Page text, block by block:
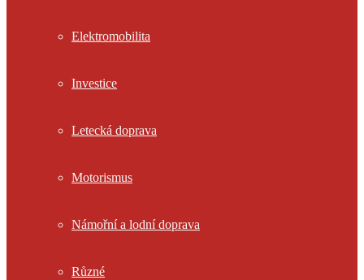
Elektromobilita
Investice
Letecká doprava
Motorismus
Námořní a lodní doprava
Různé